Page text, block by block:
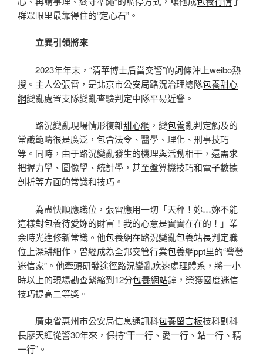
群眾眼里最靠得住的“定心石”。
立異引領將來
2023年年末，“清華博士后當交警”的詞條沖上weibo熱
搜。主人公張雷，是北京市公安局路況治理總隊包養甜心
網變亂處置支隊變亂查驗判定中隊平易近警。
路況變亂現場情形復雜甜心網 ，變包養亂判定觸及的
常識範疇很是廣泛，包含法令、醫學、理化、刑事技巧
等。同時，由于路況變亂發生的機理與活動相干，還需求
把握力學、圖像學、統計學，甚至盤算機技巧和電子數據
剖析等方面的常識和技巧。
為盡快順應職位，張雷應用一切「天秤！妳…妳不能
這樣對包養待愛妳的財富！我的心意是實實在在的！」業
余時光進修新常識。他包養網在路況變亂包養站長判定職
位上深耕細作，曾經成為全邦交管行業包養網ppt里的“警營
迷信家”。他牽頭研發途徑路況變亂疾速處理體系，將一小
時以上的現場勘查緊縮到12分包養網站鐘，榮獲國度迷信
技巧提高二等獎。
廣東省惠州市公安局信息通訊科包養留言板技科副科
長廖天紅從警30年來，保持“干一行、愛一行、鉆一行、精
一行”。